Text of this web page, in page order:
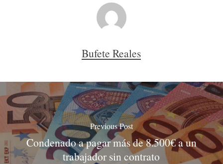
Bufete Reales
Previous Post
Condenado a pagar más de 8.500€ a un
trabajador sin contrato